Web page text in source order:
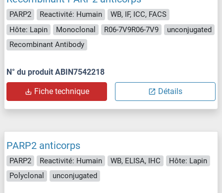
PARP2 Reactivité: Humain
WB, IF, ICC, FACS
Hôte: Lapin
Monoclonal R06-7V9R06-7V9
unconjugated
Recombinant Antibody
N° du produit ABIN7542218
Fiche technique Détails
PARP2 anticorps
PARP2 Reactivité: Humain WB, ELISA, IHC
Hôte: Lapin
Polyclonal
unconjugated